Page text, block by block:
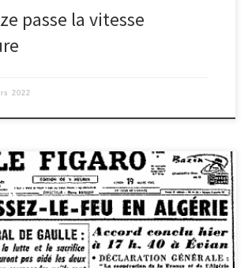
passe la vitesse
2022
guerre d’indépendance oppose le
et le GPRA. Accords pour l’indépendance,
et humaines, discours
s’est-il passé ? Petit rappel avant les
La guerre d’Algérie, connue sous
d’Algérie », « révolution algérienne », «